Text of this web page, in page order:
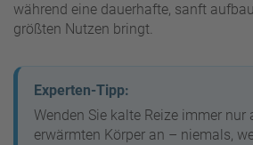
während eine dauerhafte, sanft
größten Nutzen bringt.
Experten-Tipp:
Wenden Sie kalte Reize immer nur
erwärmten Körper an – niemals,